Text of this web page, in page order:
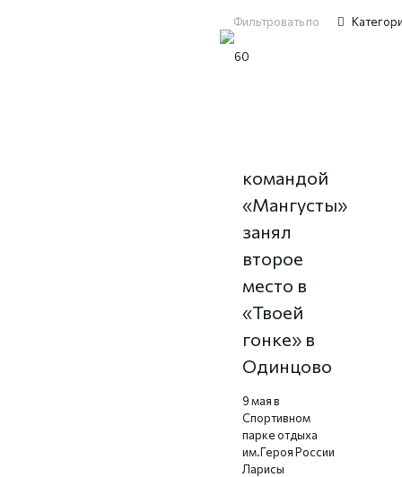
Фильтровать по
командой
«Мангусты»
занял
второе
место в
«Твоей
гонке» в
Одинцово
9 мая в
Спортивном
парке отдыха
им.Героя России
Ларисы